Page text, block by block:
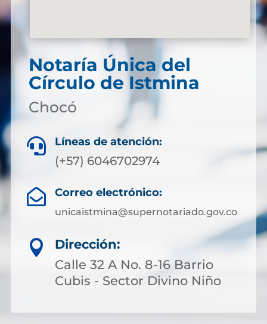
Notaría Única del
Círculo de Istmina
Chocó
 Líneas de atención:
(+57) 6046702974
 Correo electrónico:
unicaistmina@supernotariado.gov.co

Dirección:
Calle 32 A No. 8-16 Barrio
Cubis - Sector Divino Niño